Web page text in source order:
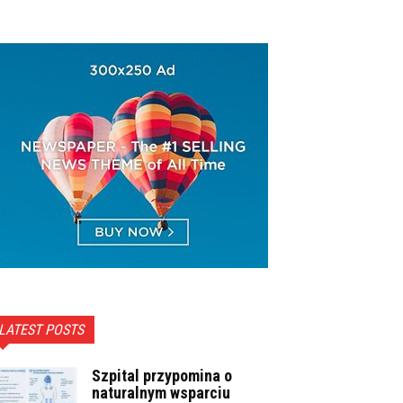
POSTS
Szpital przypomina o
naturalnym wsparciu